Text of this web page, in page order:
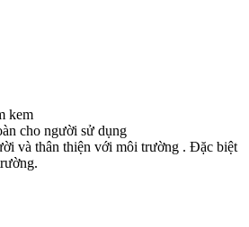
kem
cho người sử dụng
và thân thiện với môi trường . Đặc biệt